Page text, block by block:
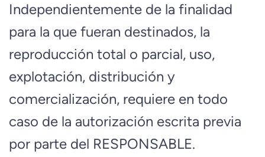
Independientemente de la finalidad
para la que fueran destinados, la
reproducción total o parcial, uso,
explotación, distribución y
comercialización, requiere en todo
caso de la autorización escrita previa
por parte del RESPONSABLE.